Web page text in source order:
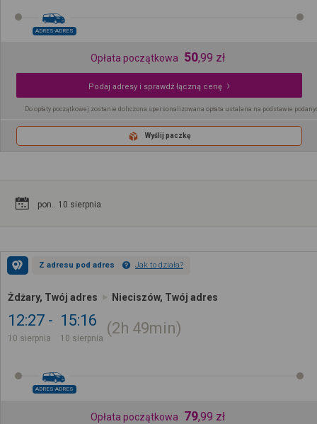
ADRES-ADRES
Opłata początkowa 50,99 zł
Podaj adresy i sprawdź łączną cenę
Do opłaty początkowej zostanie doliczona spersonalizowana opłata ustalana na podstawie
Wyślij paczkę
pon.. 10 sierpnia
Z adresu pod adres Jak to działa?
Żdżary, Twój adres Nieciszów, Twój adres
12:27
10 sierpnia
15:16
10 sierpnia
2h 49min
ADRES-ADRES
Opłata początkowa 79,99 zł